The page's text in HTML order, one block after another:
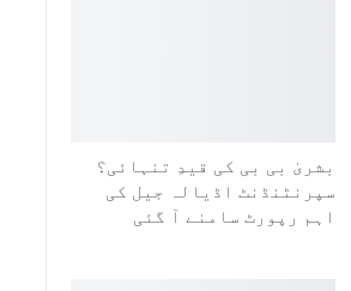
بشریٰ بی بی کی قیدِ تنہائی؟
سپرنٹنڈنٹ اڈیالہ جیل کی
اہم رپورٹ سامنے آ گئی